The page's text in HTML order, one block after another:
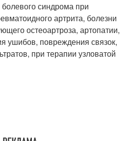
синдрома при
артрита, болезни
остеоартроза, артопатии,
ушибов, повреждения связок,
при терапии узловатой